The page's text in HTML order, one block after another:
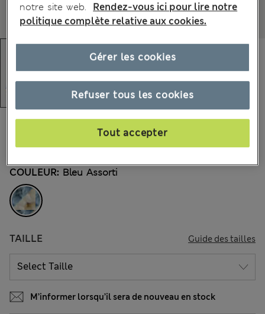
€29,00
COULEUR: Bleu Assorti
TAILLE Guide des tailles
M’informer lorsqu’il sera de nouveau en stock
notre site web.
Rendez-vous ici pour lire notre
politique complète relative aux cookies.
Refuser tous les cookies
Tout accepter
Gérer les cookies